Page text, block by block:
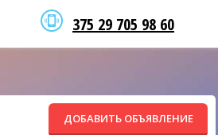
375 29 705 98 60
ДОБАВИТЬ ОБЪЯВЛЕНИЕ